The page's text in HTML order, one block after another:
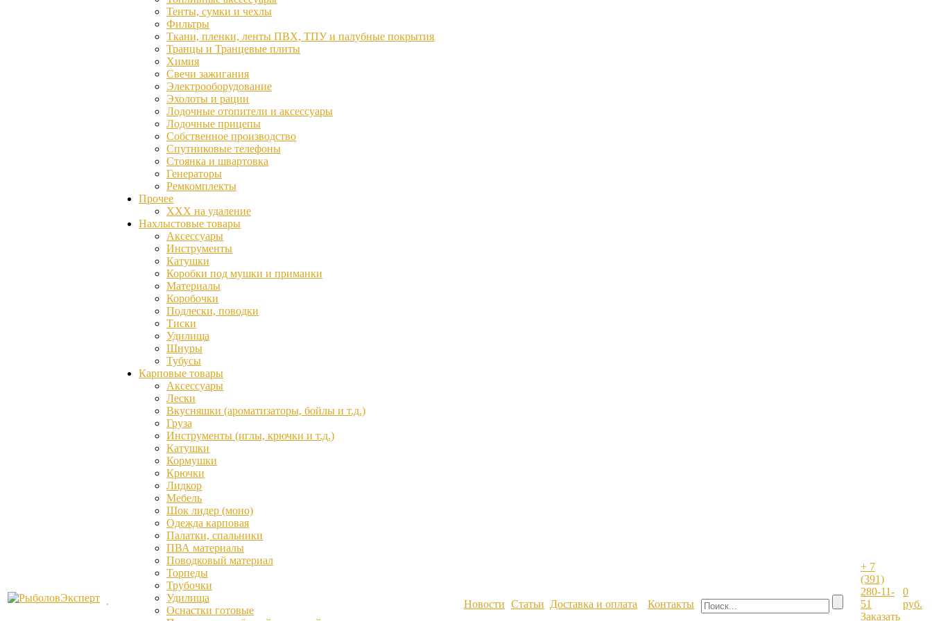
Тенты, сумки и чехлы
Фильтры
Ткани, пленки, ленты ПВХ, ТПУ и палубные покрытия
Транцы и Транцевые плиты
Химия
Свечи зажигания
Электрооборудование
Эхолоты и рации
Лодочные отопители и аксессуары
Лодочные прицепы
Собственное производство
Спутниковые телефоны
Стоянка и швартовка
Генераторы
Ремкомплекты
Прочее
ХХХ на удаление
Нахлыстовые товары
Аксессуары
Инструменты
Катушки
Коробки под мушки и приманки
Материалы
Коробочки
Подлески, поводки
Тиски
Удилища
Шнуры
Тубусы
Карповые товары
Аксессуары
Лески
Вкусняшки (ароматизаторы, бойлы и т.д.)
Груза
Инструменты (иглы, крючки и т.д.)
Катушки
Кормушки
Крючки
Лидкор
Мебель
Шок лидер (моно)
Одежда карповая
Палатки, спальники
ПВА материалы
Поводковый материал
Торпеды
Трубочки
Удилища
Оснастки готовые
Новости Статьи Доставка и оплата Контакты
+ 7
(391)
280-11-
51
Заказать
0
руб.